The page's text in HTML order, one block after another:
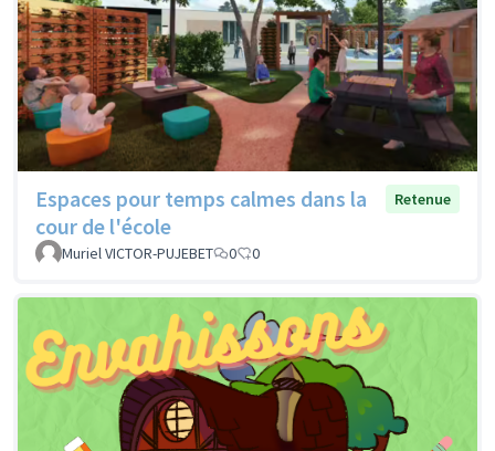
Espaces pour temps calmes dans la
cour de l'école
Retenue
Muriel VICTOR-PUJEBET 0 0